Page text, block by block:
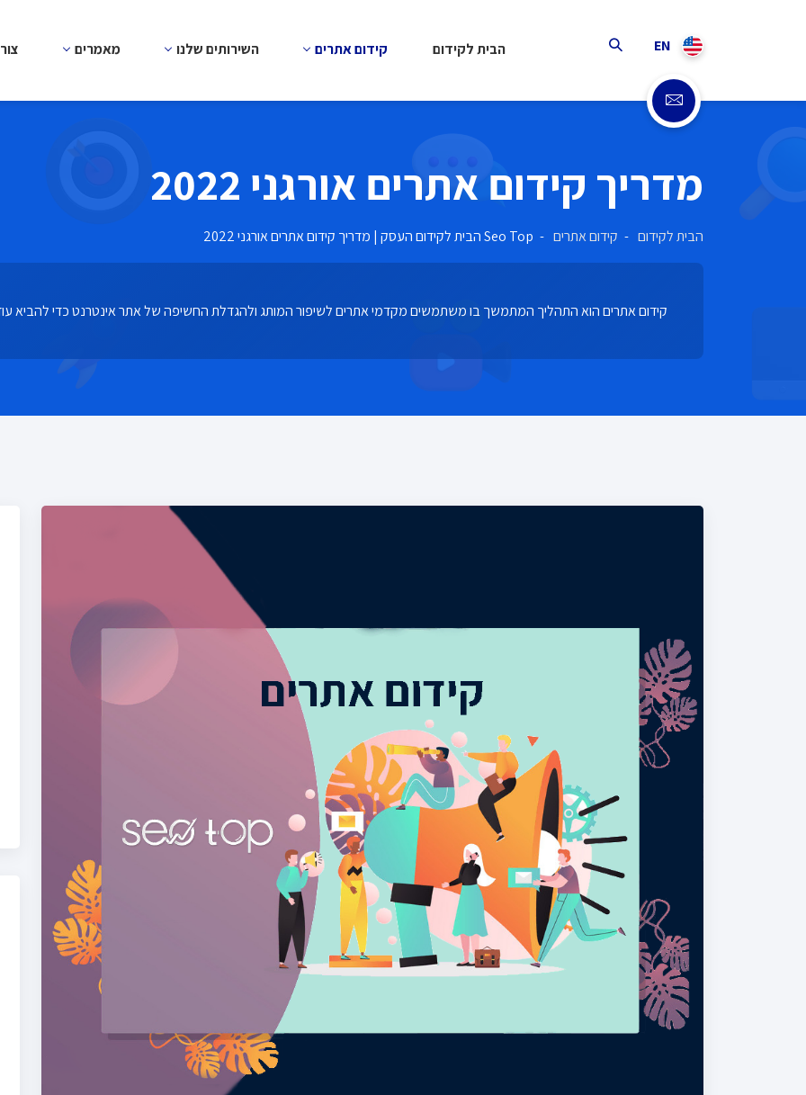
EN הבית לקידום קידום אתרים השירותים שלנו מאמרים
מדריך קידום אתרים אורגני 2022
הבית לקידום קידום אתרים Seo Top הבית לקידום העסק | מדריך קידום אתרים אורגני 2022
קידום אתרים הוא התהליך המתמשך בו משתמשים מקדמי אתרים לשיפור המותג ולהגדלת החשיפה של אתר אינטרנט כדי להביא